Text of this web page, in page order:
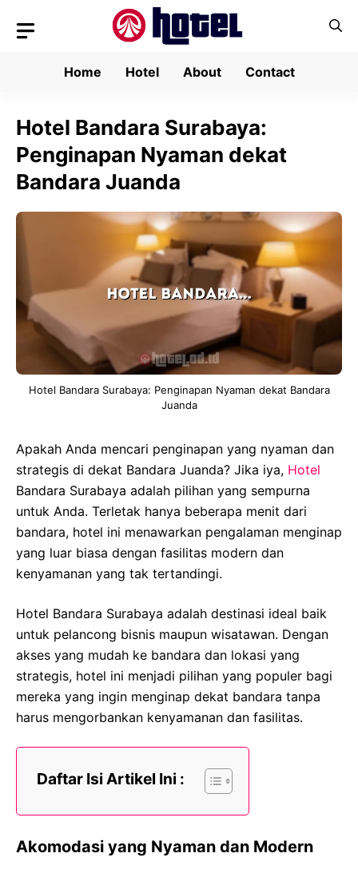
Home
Hotel About Contact
Hotel Bandara Surabaya:
Penginapan Nyaman dekat
Bandara Juanda
Hotel Bandara Surabaya: Penginapan Nyaman dekat Bandara
Juanda
Apakah Anda mencari penginapan yang nyaman dan
strategis di dekat Bandara Juanda? Jika iya, Hotel
Bandara Surabaya adalah pilihan yang sempurna
untuk Anda. Terletak hanya beberapa menit dari
bandara, hotel ini menawarkan pengalaman menginap
yang luar biasa dengan fasilitas modern dan
kenyamanan yang tak tertandingi.
Hotel Bandara Surabaya adalah destinasi ideal baik
untuk pelancong bisnis maupun wisatawan. Dengan
akses yang mudah ke bandara dan lokasi yang
strategis, hotel ini menjadi pilihan yang populer bagi
mereka yang ingin menginap dekat bandara tanpa
harus mengorbankan kenyamanan dan fasilitas.
Daftar Isi Artikel Ini :
Akomodasi yang Nyaman dan Modern